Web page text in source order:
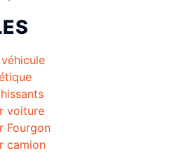
voiture
Fourgon
camion